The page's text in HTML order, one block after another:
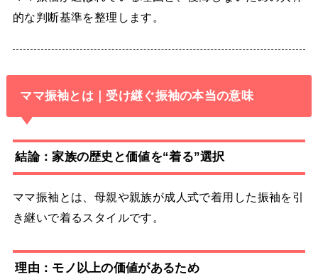
的な判断基準を整理します。
ママ振袖とは｜受け継ぐ振袖の本当の意味
結論：家族の歴史と価値を“着る”選択
ママ振袖とは、母親や親族が成人式で着用した振袖を引
き継いで着るスタイルです。
理由：モノ以上の価値があるため